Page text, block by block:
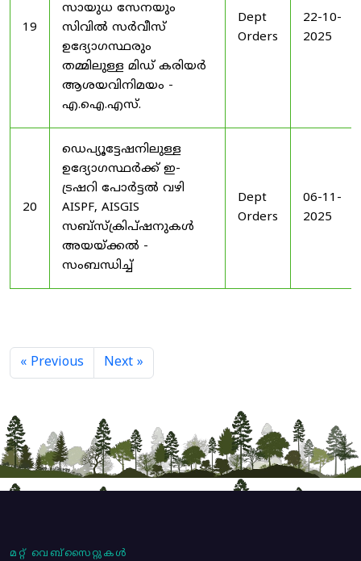
19
സായുധ സേനയും
സിവിൽ സർവീസ്
ഉദ്യോഗസ്ഥരും
തമ്മിലുള്ള മിഡ് കരിയർ
ആശയവിനിമയം -
എ.ഐ.എസ്.
Dept
Orders
22-10-
2025
20
ഡെപ്യൂട്ടേഷനിലുള്ള
ഉദ്യോഗസ്ഥർക്ക് ഇ-
ട്രഷറി പോർട്ടൽ വഴി
AISPF, AISGIS
സബ്‌സ്‌ക്രിപ്‌ഷനുകൾ
അയയ്ക്കൽ -
സംബന്ധിച്ച്
Dept
Orders
06-11-
2025
« Previous Next »
മറ്റ് വെബ്സൈറ്റുകൾ